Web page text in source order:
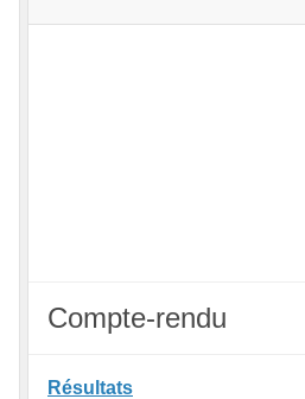
Compte-rendu
Résultats